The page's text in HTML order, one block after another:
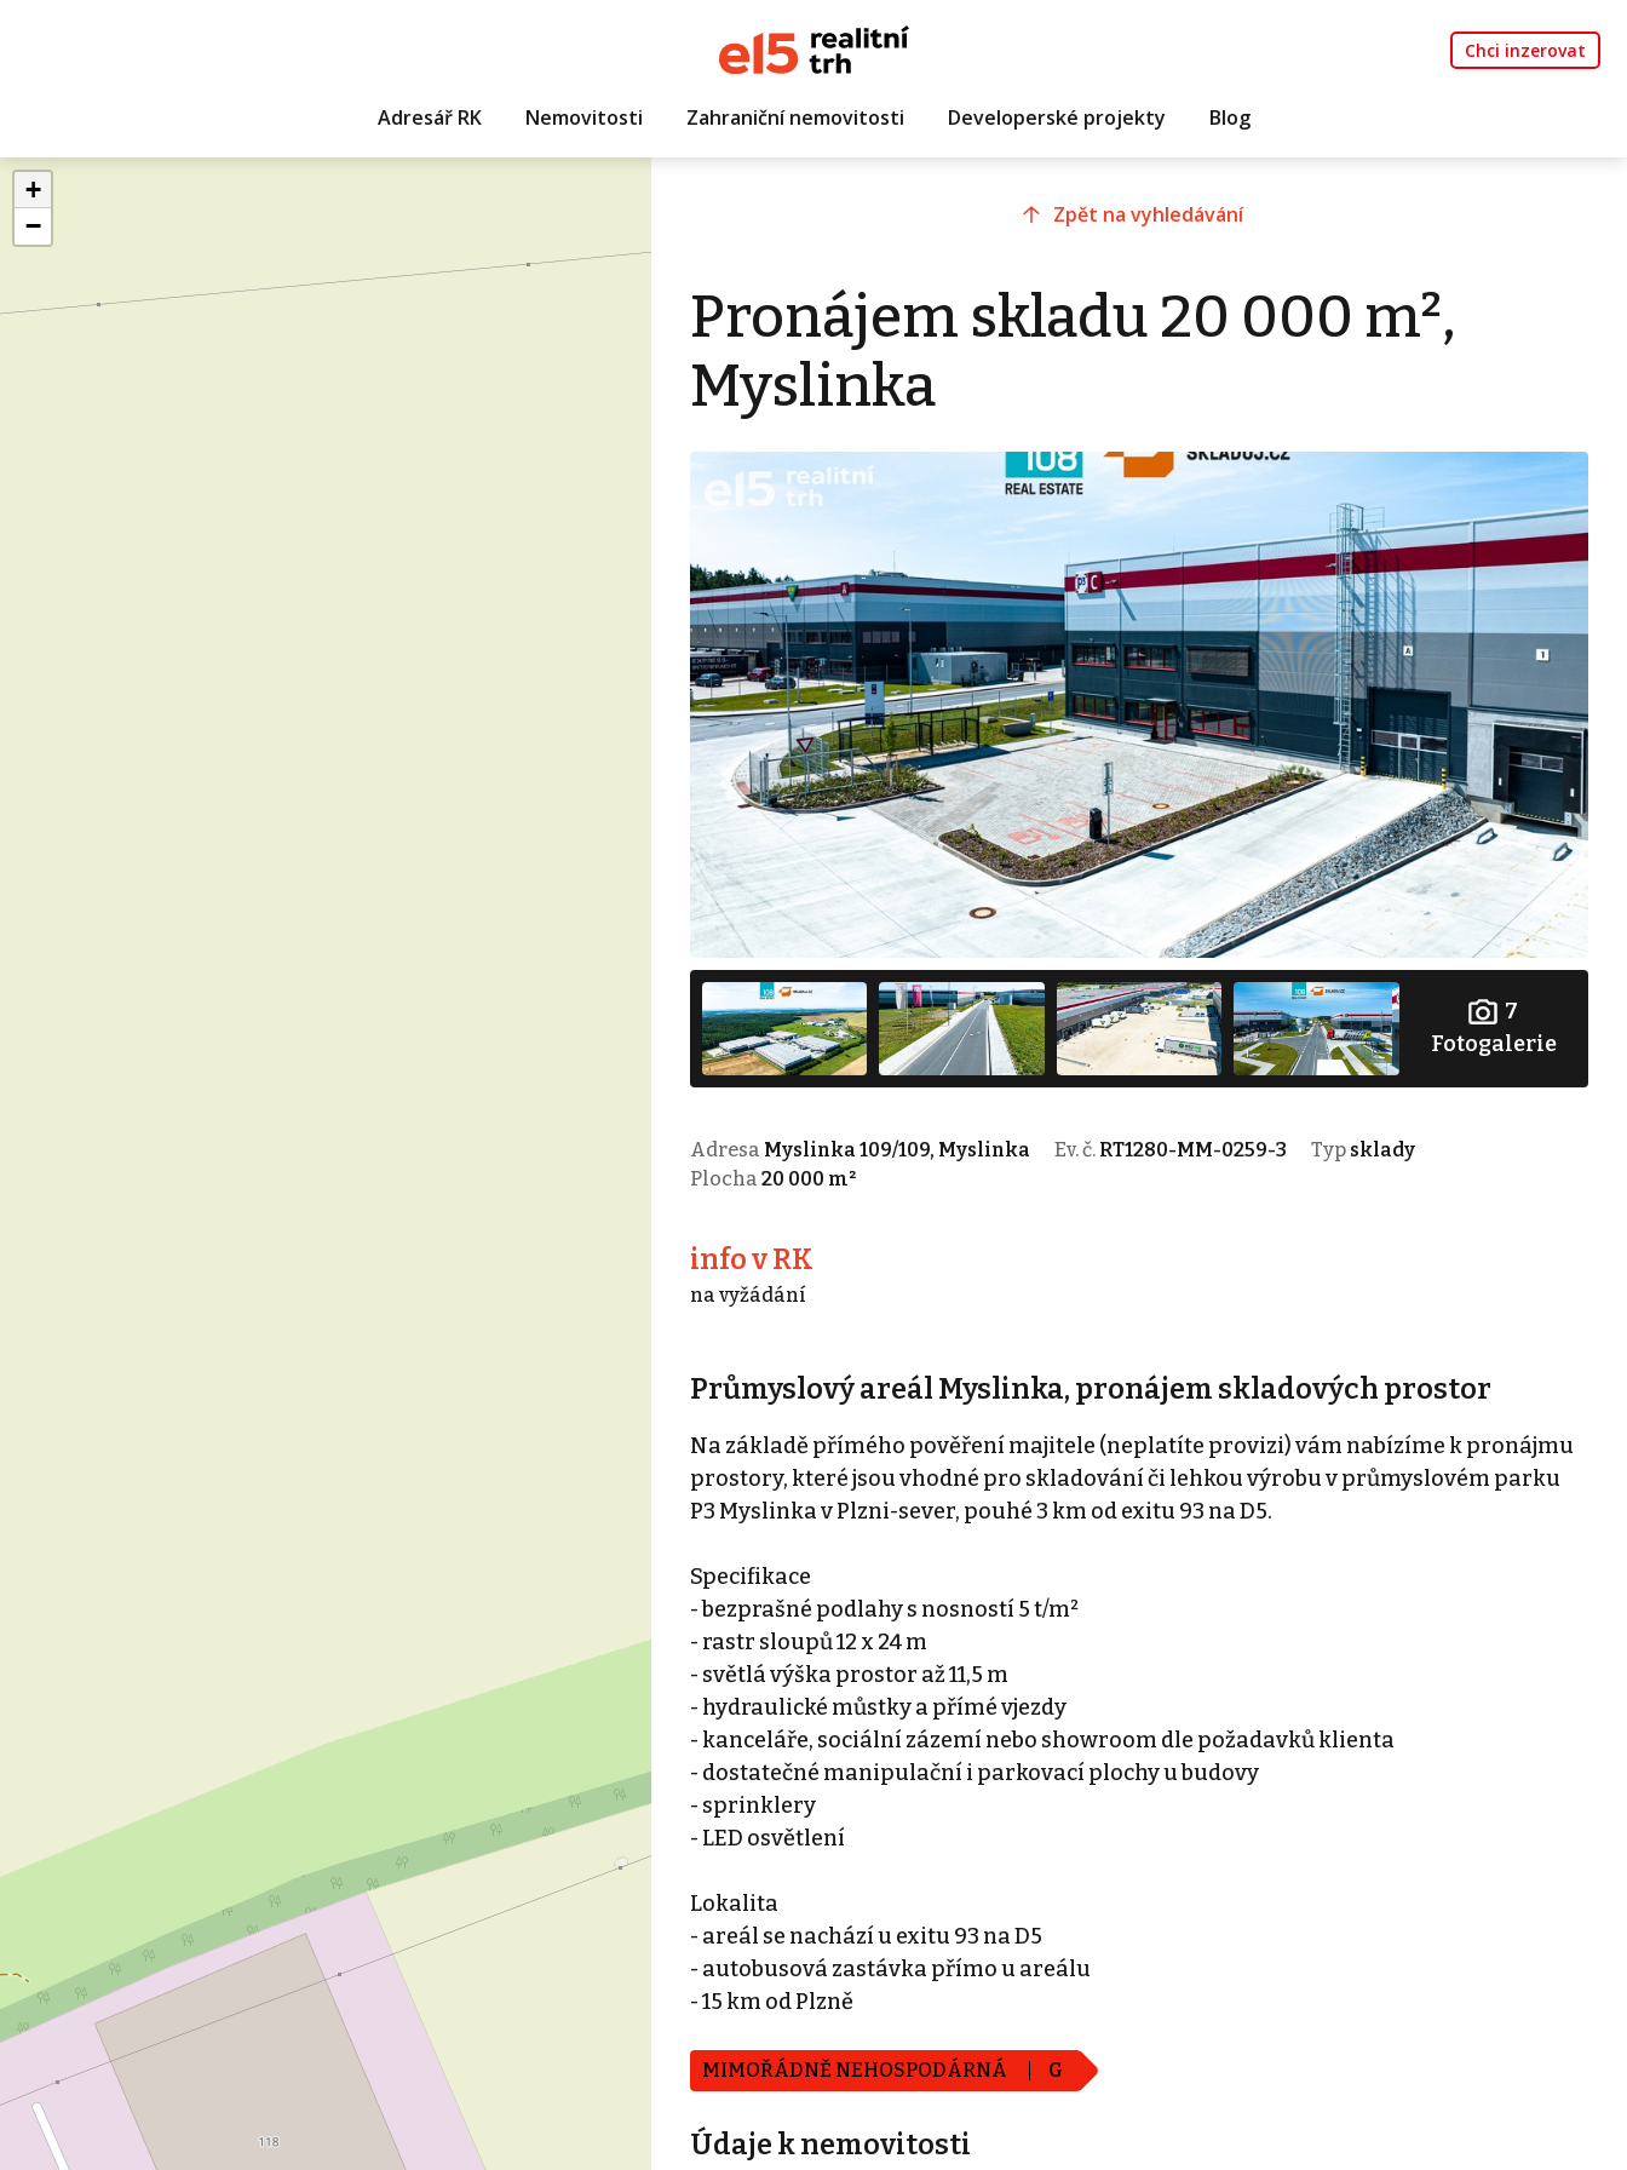
Chci inzerovat
Adresář RK Nemovitosti Zahraniční nemovitosti Developerské projekty Blog
+
−
Zpět na vyhledávání
Pronájem skladu 20 000 m²,
Myslinka
7
Fotogalerie
Adresa Myslinka 109/109, Myslinka Ev. č. RT1280-MM-0259-3 Typ sklady
Plocha 20 000 m²
info v RK
na vyžádání
Průmyslový areál Myslinka, pronájem skladových prostor
Na základě přímého pověření majitele (neplatíte provizi) vám nabízíme k pronájmu
prostory, které jsou vhodné pro skladování či lehkou výrobu v průmyslovém parku
P3 Myslinka v Plzni-sever, pouhé 3 km od exitu 93 na D5.
Specifikace
- bezprašné podlahy s nosností 5 t/m²
- rastr sloupů 12 x 24 m
- světlá výška prostor až 11,5 m
- hydraulické můstky a přímé vjezdy
- kanceláře, sociální zázemí nebo showroom dle požadavků klienta
- dostatečné manipulační i parkovací plochy u budovy
- sprinklery
- LED osvětlení
Lokalita
- areál se nachází u exitu 93 na D5
- autobusová zastávka přímo u areálu
- 15 km od Plzně
MIMOŘÁDNĚ NEHOSPODÁRNÁ G
Údaje k nemovitosti